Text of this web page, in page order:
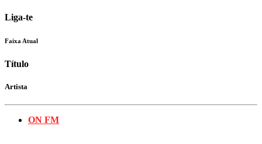
Liga-te
Faixa Atual
Título
Artista
ON FM